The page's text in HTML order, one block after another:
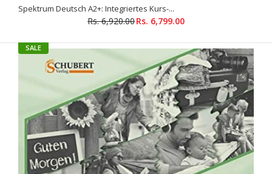
Aspekte neu B2-Unterrichtshandbuch inklusive Lizenzcode für
das Digitale Unterrichtspaket
Rs. 5,395.00Rs. 5,375.00
Spektrum Deutsch A2+: Integriertes Kurs-...
Rs. 6,920.00Rs. 6,799.00
SALE